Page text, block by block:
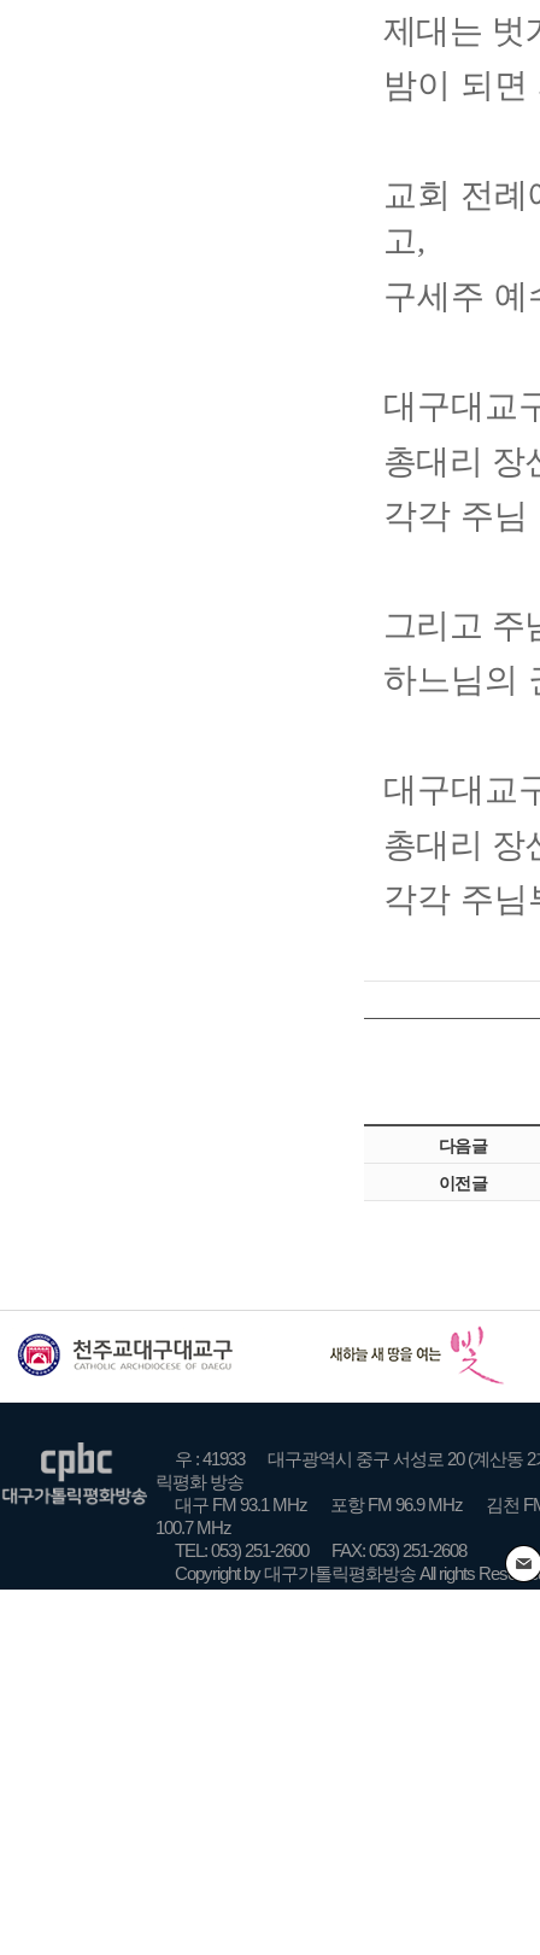
제대는 벗
밤이 되
교회 전
고,
구세주 예
대구대교
총대리 장
각각 주
그리고 주
하느님의
대구대교
총대리 장
각각 주님
다음글
이전글
우 : 41933
대구광역시 중구 서성로 20 (계산동 2
릭평화 방송
대구 FM 93.1 MHz
포항 FM 96.9 MHz
김천
100.7 MHz
TEL: 053) 251-2600
FAX: 053) 251-2608
Copyright by 대구가톨릭평화방송 All rights